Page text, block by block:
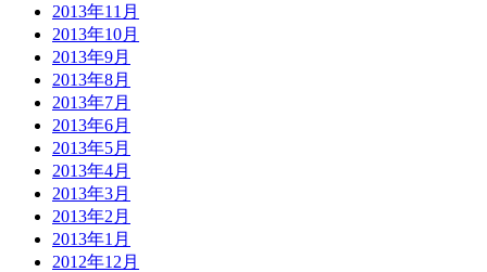
2013年11月
2013年10月
2013年9月
2013年8月
2013年7月
2013年6月
2013年5月
2013年4月
2013年3月
2013年2月
2013年1月
2012年12月